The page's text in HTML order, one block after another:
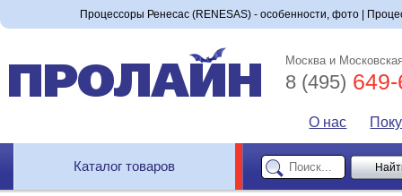
Процессоры Ренесас (RENESAS) - особенности, фото |
Москва и
8 (495)
О нас
Каталог товаров